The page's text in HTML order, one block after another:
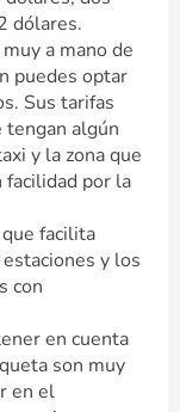
dólares.
a mano de
puedes optar
Sus tarifas
tengan algún
y la zona que
facilidad por la
facilita
y los
con
en cuenta
son muy
en el